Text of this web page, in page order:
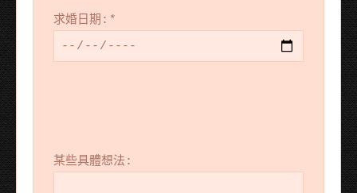
求婚日期: *
某些具體想法: